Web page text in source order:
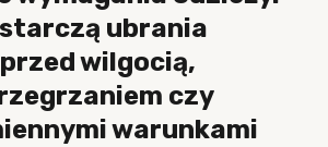
ubrania
wilgocią,
czy
warunkami